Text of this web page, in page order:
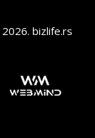
2026.bizlife.rs